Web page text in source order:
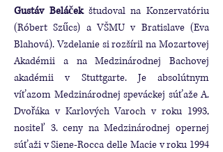
Gustáv Beláčekštudoval na Konzervatóriu
(Róbert Szűcs) a VŠMU v Bratislave (Eva
Blahová). Vzdelanie si rozšíril na Mozartovej
Akadémii a na Medzinárodnej Bachovej
akadémii v Stuttgarte. Je absolútnym
víťazom Medzinárodnej speváckej súťaže A.
Dvořáka v Karlových Varoch v roku 1993,
nositeľ 3. ceny na Medzinárodnej opernej
súťaži v Siene-Rocca delle Macie v roku 1994